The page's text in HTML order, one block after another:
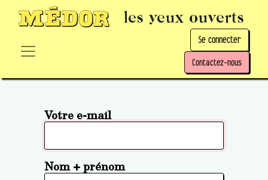
les yeux ouverts
Se connecter
Contactez-nous
Votre e-mail
Nom + prénom